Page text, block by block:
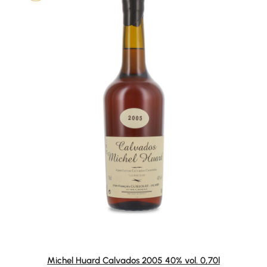
Michel Huard Calvados 2005 40% vol. 0,70l